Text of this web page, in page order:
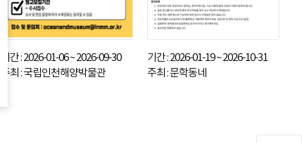
기간 : 2026-01-06 ~ 2026-09-30
주최 : 국립인천해양박물관
기간 : 2026-01-19 ~ 2026-10-31
주최 : 문학동네